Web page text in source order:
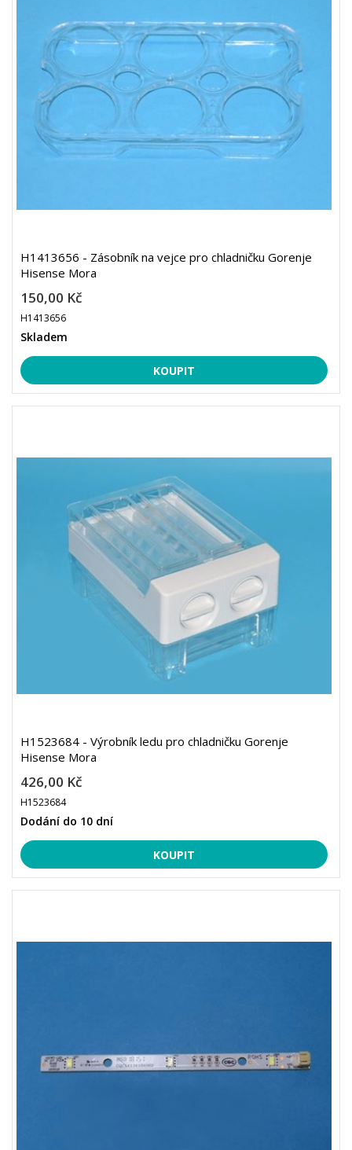
H1413656 - Zásobník na vejce pro chladničku Gorenje
Hisense Mora
150,00 Kč
H1413656
Skladem
H1523684 - Výrobník ledu pro chladničku Gorenje
Hisense Mora
426,00 Kč
H1523684
Dodání do 10 dní